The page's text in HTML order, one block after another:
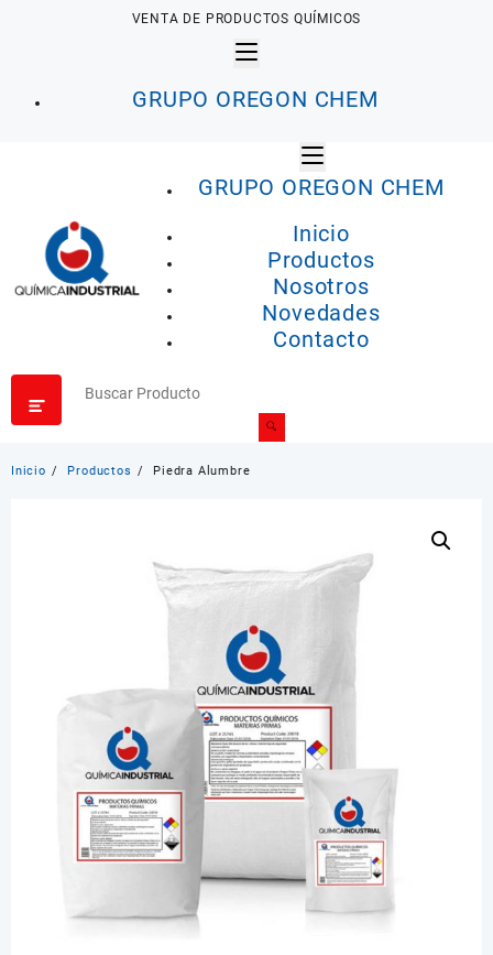
VENTA DE PRODUCTOS QUÍMICOS
GRUPO OREGON CHEM
GRUPO OREGON CHEM
Inicio
Productos
Nosotros
Novedades
Contacto
Inicio Productos Piedra Alumbre